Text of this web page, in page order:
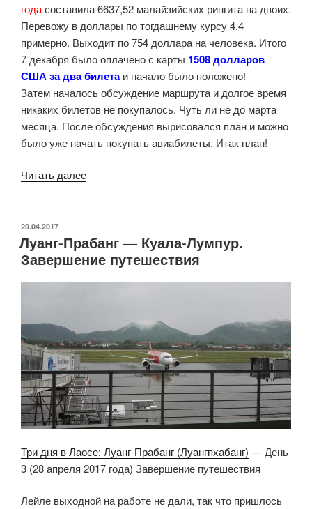
годасоставила 6637,52 малайзийских рингита на двоих.
Перевожу в доллары по тогдашнему курсу 4.4
примерно. Выходит по 754 доллара на человека. Итого
7 декабря было оплачено с карты 1508 долларов
США за два билетаи начало было положено!
Затем началось обсуждение маршрута и долгое время
никаких билетов не покупалось. Чуть ли не до марта
месяца. После обсуждения вырисовался план и можно
было уже начать покупать авиабилеты. Итак план!
Читать далее«Большое
(Подготовка)»
ОПУБЛИКОВАНО
29.04.2017
Луанг-Прабанг — Куала-Лумпур.
Завершение путешествия
Три дня в Лаосе: Луанг-Прабанг (Луангпхабанг) — День
3 (28 апреля 2017 года) Завершение путешествия
Лейле выходной на работе не дали, так что пришлось